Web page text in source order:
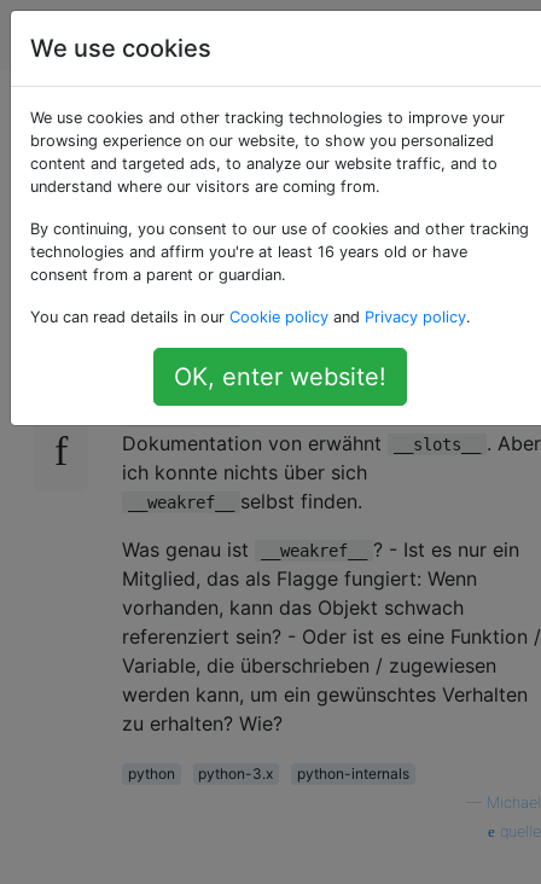
Programmierung
Was genau ist
__weakref__ in
Python?
70
Überraschenderweise gibt es keine explizite
Dokumentation für
__weakref__
Referenzen werdenhiererklärt .
wird auch kurz in der
Dokumentation von erwähnt
__slots__
. Aber
ich konnte nichts über sich
__weakref__
selbst finden.
Was genau ist
__weakref__
? - Ist es nur ein
Mitglied, das als Flagge fungiert: Wenn
vorhanden, kann das Objekt schwach
referenziert sein? - Oder ist es eine Funktion /
Variable, die überschrieben / zugewiesen
werden kann, um ein gewünschtes Verhalten
zu erhalten? Wie?
python python-3.x
python-internals
Michael
quelle
We use cookies
We use cookies and other tracking technologies to improve your
browsing experience on our website, to show you personalized
content and targeted ads, to analyze our website traffic, and to
understand where our visitors are coming from.
By continuing, you consent to our use of cookies and other tracking
technologies and affirm you're at least 16 years old or have
consent from a parent or guardian.
You can read details in our Cookie policy and Privacy policy.
OK, enter website!